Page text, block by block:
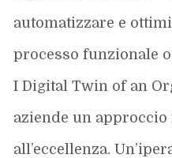
automatizzare e
processo funzionale
I Digital Twin of an
aziende un
all’eccellenza.